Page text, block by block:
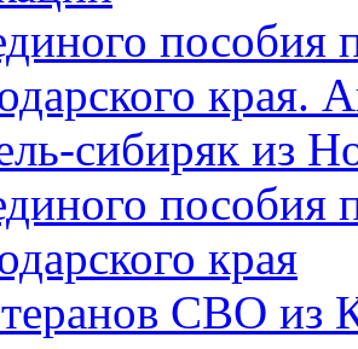
пособия
края.
сибиряк из
пособия
края
СВО из